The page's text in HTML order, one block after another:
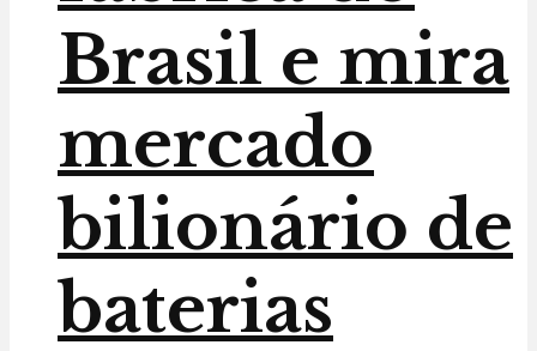
Brasil e mira
mercado
bilionário de
baterias